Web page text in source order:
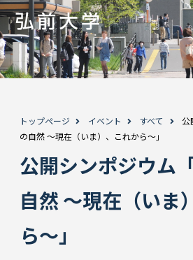
トップページ イベント すべて
公
の自然 ～現在（いま）、これから～」
公開シンポジウム
自然 ～現在（いま
ら～」